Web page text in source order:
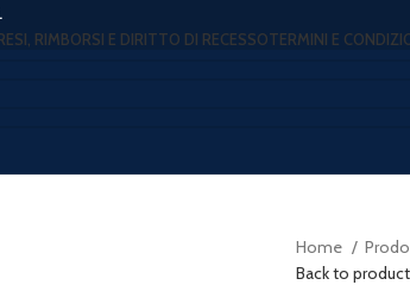
RIMBORSI E DIRITTO DI RECESSOTERMINI E
Home
Back to